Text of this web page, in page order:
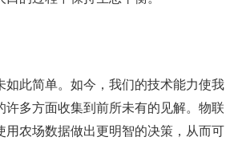
如此简单。如今，我们的技术能力使我
许多方面收集到前所未有的见解。物联
用农场数据做出更明智的决策，从而可